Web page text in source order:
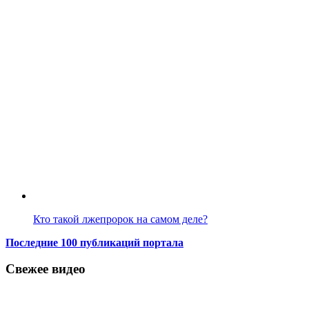
Кто такой лжепророк на самом деле?
Последние 100 публикаций портала
Свежее видео